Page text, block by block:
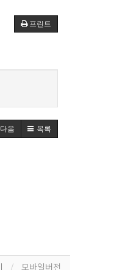
프린트
다음 목록
모바일버전